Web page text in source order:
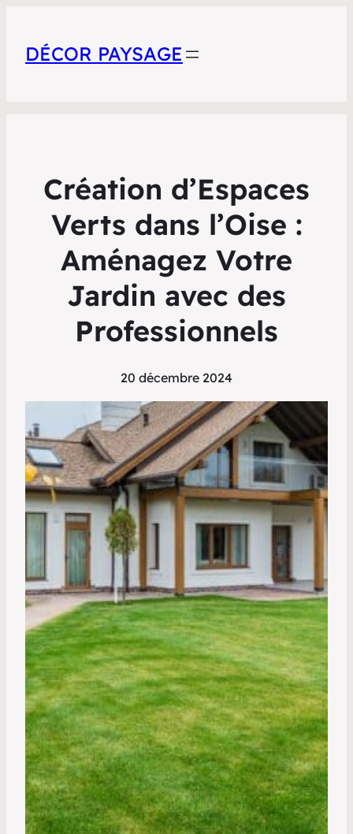
DÉCOR PAYSAGE
Création d’Espaces
Verts dans l’Oise :
Aménagez Votre
Jardin avec des
Professionnels
20 décembre 2024